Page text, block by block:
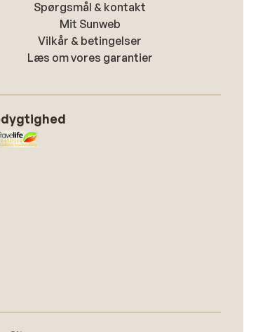
Spørgsmål & kontakt
Mit Sunweb
Vilkår & betingelser
Læs om vores garantier